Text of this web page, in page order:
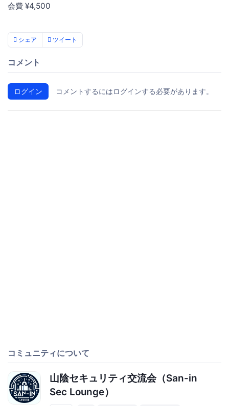
会費 ¥4,500
シェア ツイート
コメント
ログイン コメントするにはログインする必要があります。
コミュニティについて
山陰セキュリティ交流会（San-in
Sec Lounge）